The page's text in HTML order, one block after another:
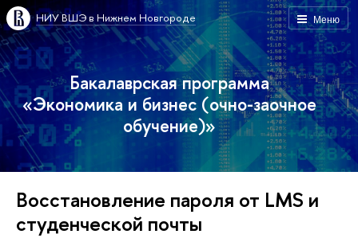
Меню
НИУ ВШЭ в Нижнем Новгороде
Бакалаврская программа
«Экономика и бизнес (очно-заочное
обучение)»
Восстановление пароля от LMS и
студенческой почты